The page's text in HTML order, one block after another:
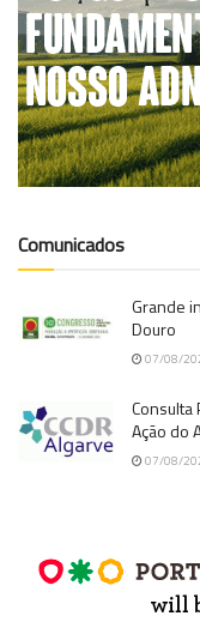
Comunicados
Grande
Douro
07/08/
Consulta
Ação do
07/08/